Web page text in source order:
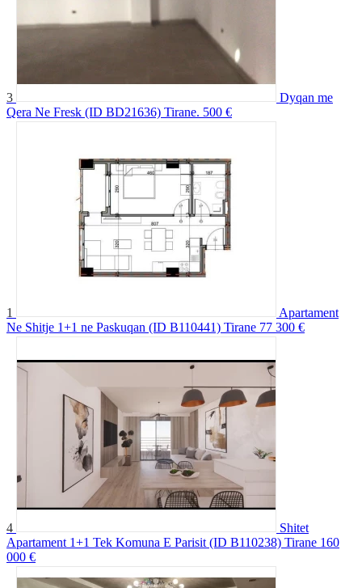
3
Dyqan me
Qera Ne Fresk (ID BD21636) Tirane. 500 €
1
Apartament
Ne Shitje 1+1 ne Paskuqan (ID B110441) Tirane 77 300 €
4
Shitet
Apartament 1+1 Tek Komuna E Parisit (ID B110238) Tirane 160
000 €